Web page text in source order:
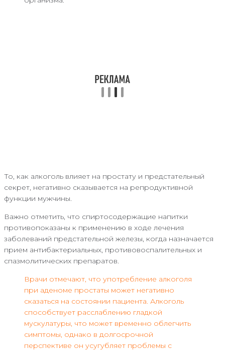
То, как алкоголь влияет на простату и предстательный
секрет, негативно сказывается на репродуктивной
функции мужчины.
Важно отметить, что спиртосодержащие напитки
противопоказаны к применению в ходе лечения
заболеваний предстательной железы, когда назначается
прием антибактериальных, противовоспалительных и
спазмолитических препаратов.
Врачи отмечают, что употребление алкоголя
при аденоме простаты может негативно
сказаться на состоянии пациента. Алкоголь
способствует расслаблению гладкой
мускулатуры, что может временно облегчить
симптомы, однако в долгосрочной
перспективе он усугубляет проблемы с